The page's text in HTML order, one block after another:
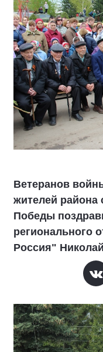
Ветеранов
жителей района
Победы
регионального
Россия"